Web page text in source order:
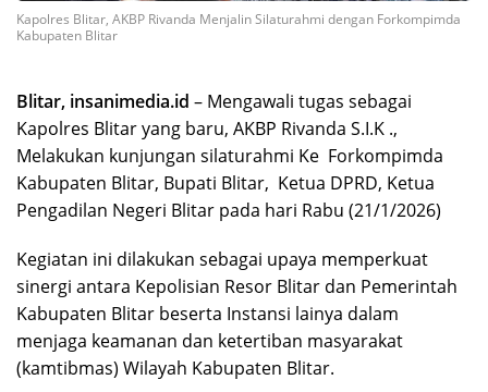
Kapolres Blitar, AKBP Rivanda Menjalin Silaturahmi dengan Forkompimda
Kabupaten Blitar
Blitar, insanimedia.id – Mengawali tugas sebagai
Kapolres Blitar yang baru, AKBP Rivanda S.I.K .,
Melakukan kunjungan silaturahmi Ke Forkompimda
Kabupaten Blitar, Bupati Blitar, Ketua DPRD, Ketua
Pengadilan Negeri Blitar pada hari Rabu (21/1/2026)
Kegiatan ini dilakukan sebagai upaya memperkuat
sinergi antara Kepolisian Resor Blitar dan Pemerintah
Kabupaten Blitar beserta Instansi lainya dalam
menjaga keamanan dan ketertiban masyarakat
(kamtibmas) Wilayah Kabupaten Blitar.